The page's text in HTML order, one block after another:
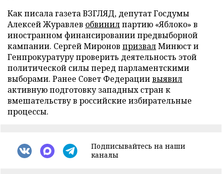
Как писала газета ВЗГЛЯД, депутат Госдумы
Алексей Журавлев обвинилпартию «Яблоко» в
иностранном финансировании предвыборной
кампании. Сергей Миронов призвалМинюст и
Генпрокуратуру проверить деятельность этой
политической силы перед парламентскими
выборами. Ранее Совет Федерациивыявил
активную подготовку западных стран к
вмешательству в российские избирательные
процессы.
Подписывайтесь на наши
каналы